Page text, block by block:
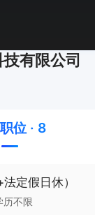
有限公司
位 · 8
定假日休）
历不限